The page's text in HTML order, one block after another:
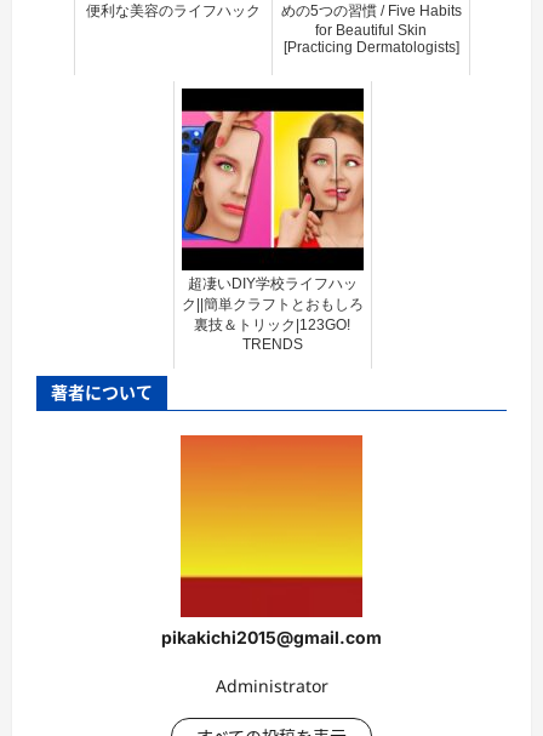
便利な美容のライフハック
めの5つの習慣 / Five Habits
for Beautiful Skin
[Practicing Dermatologists]
超凄いDIY学校ライフハッ
ク||簡単クラフトとおもしろ
裏技＆トリック|123GO!
TRENDS
著者について
pikakichi2015@gmail.com
Administrator